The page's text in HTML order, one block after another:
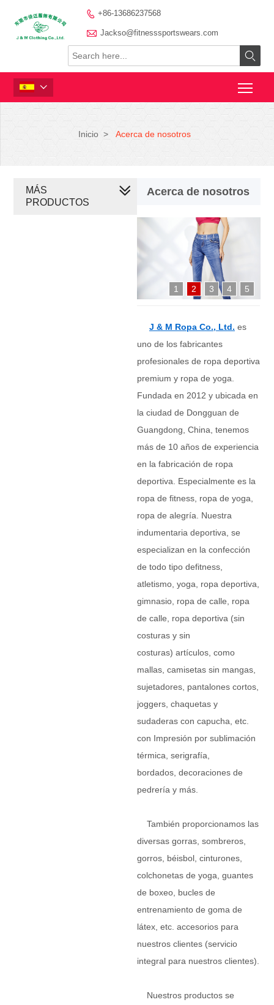
 +86-13686237568
 Jackso@fitnesssportswears.com


Inicio > Acerca de nosotros
Acerca de nosotros
1 2 3 4 5
J & M Ropa Co., Ltd. es
uno de los fabricantes
profesionales de ropa deportiva
premium y ropa de yoga.
Fundada en 2012 y ubicada en
la ciudad de Dongguan de
Guangdong, China, tenemos
más de 10 años de experiencia
en la fabricación de ropa
deportiva. Especialmente es la
ropa de fitness, ropa de yoga,
ropa de alegría. Nuestra
indumentaria deportiva, se
especializan en la confección
de todo tipo defitness,
atletismo, yoga, ropa deportiva,
gimnasio, ropa de calle, ropa
de calle, ropa deportiva (sin
costuras y sin
costuras) artículos, como
mallas, camisetas sin mangas,
sujetadores, pantalones cortos,
joggers, chaquetas y
sudaderas con capucha, etc.
con Impresión por sublimación
térmica, serigrafía,
bordados, decoraciones de
pedrería y más.
También proporcionamos las
diversas gorras, sombreros,
gorros, béisbol, cinturones,
colchonetas de yoga, guantes
de boxeo, bucles de
entrenamiento de goma de
látex, etc. accesorios para
nuestros clientes (servicio
integral para nuestros clientes).
Nuestros productos se
MÁS
PRODUCTOS